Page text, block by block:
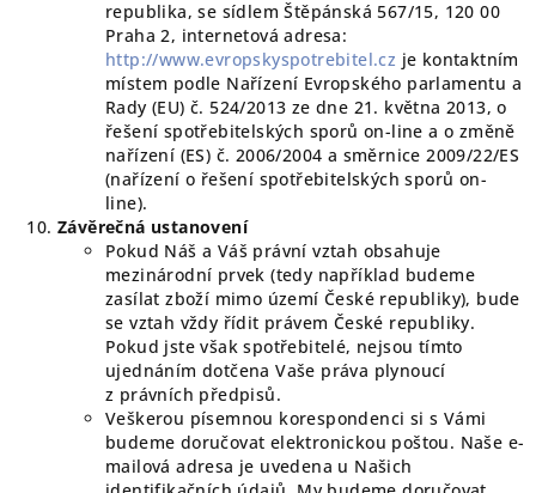
republika, se sídlem Štěpánská 567/15, 120 00
Praha 2, internetová adresa:
http://www.evropskyspotrebitel.cz je kontaktním
místem podle Nařízení Evropského parlamentu a
Rady (EU) č. 524/2013 ze dne 21. května 2013, o
řešení spotřebitelských sporů on-line a o změně
nařízení (ES) č. 2006/2004 a směrnice 2009/22/ES
(nařízení o řešení spotřebitelských sporů on-
line).
Závěrečná ustanovení
Pokud Náš a Váš právní vztah obsahuje
mezinárodní prvek (tedy například budeme
zasílat zboží mimo území České republiky), bude
se vztah vždy řídit právem České republiky.
Pokud jste však spotřebitelé, nejsou tímto
ujednáním dotčena Vaše práva plynoucí
z právních předpisů.
Veškerou písemnou korespondenci si s Vámi
budeme doručovat elektronickou poštou. Naše e-
mailová adresa je uvedena u Našich